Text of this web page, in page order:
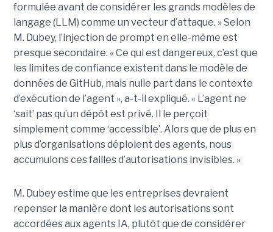
formulée avant de considérer les grands modèles de
langage (LLM) comme un vecteur d’attaque. » Selon
M. Dubey, l’injection de prompt en elle-même est
presque secondaire. « Ce qui est dangereux, c’est que
les limites de confiance existent dans le modèle de
données de GitHub, mais nulle part dans le contexte
d’exécution de l’agent », a-t-il expliqué. « L’agent ne
‘sait’ pas qu’un dépôt est privé. Il le perçoit
simplement comme ‘accessible’. Alors que de plus en
plus d’organisations déploient des agents, nous
accumulons ces failles d’autorisations invisibles. »
M. Dubey estime que les entreprises devraient
repenser la manière dont les autorisations sont
accordées aux agents IA, plutôt que de considérer